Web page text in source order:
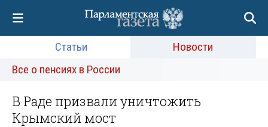
Статьи
Новости
Все о пенсиях в России
В Раде призвали уничтожить
Крымский мост‍